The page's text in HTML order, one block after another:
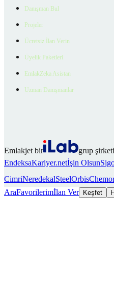
Danışman Bul
Projeler
Ücretsiz İlan Verin
Üyelik Paketleri
EmlakZeka Asistan
Uzman Danışmanlar
Emlakjet bir
grup
EndeksaKariyer.netİşin Olsun
CimriNeredekalSteelOrbis
AraFavorilerimİlan Ver Keşfet